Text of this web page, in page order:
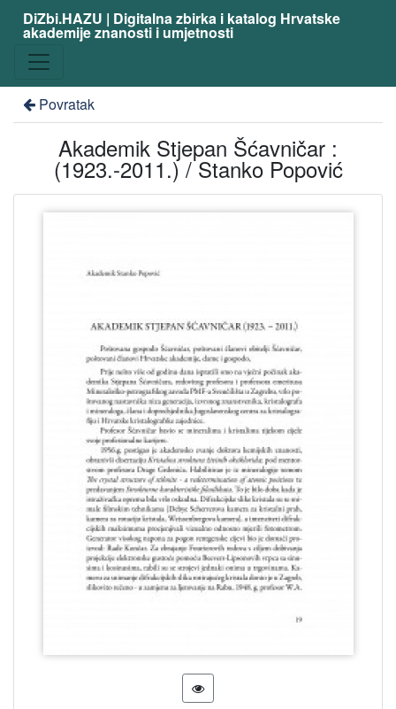
DiZbi.HAZU | Digitalna zbirka i katalog Hrvatske
akademije znanosti i umjetnosti
Povratak
Akademik Stjepan Šćavničar :
(1923.-2011.) / Stanko Popović